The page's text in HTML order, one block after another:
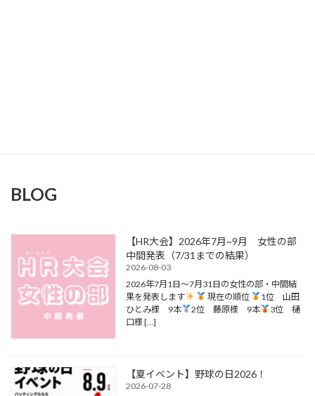
BLOG
【HR大会】2026年7月~9月 女性の部
中間発表（7/31までの結果）
2026-08-03
2026年7月1日〜7月31日の女性の部・中間結
果を発表します
現在の順位
1位 山田
ひとみ様 9本
2位 藤原様 9本
3位 樋
口様 […]
【夏イベント】野球の日2026！
2026-07-28